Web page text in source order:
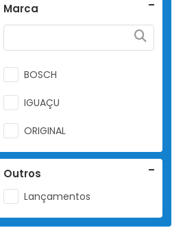
Marca
BOSCH
IGUAÇU
ORIGINAL
Outros
Lançamentos